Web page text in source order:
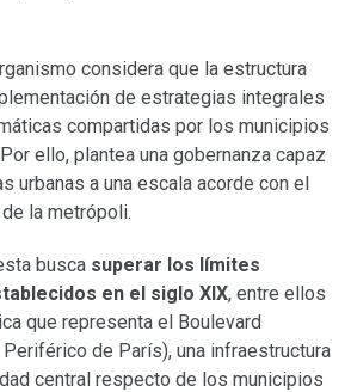
considera que la estructura
de estrategias integrales
compartidas por los municipios
ello, plantea una gobernanza capaz
urbanas a una escala acorde con el
la metrópoli.
busca superar los límites
en el siglo XIX, entre ellos
que representa el Boulevard
de París), una infraestructura
central respecto de los municipios